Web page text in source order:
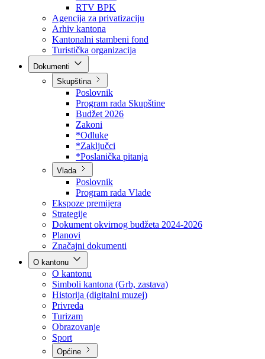
Direkcija za šumarstvo
Javna preduzeća
BPK šume
RTV BPK
Agencija za privatizaciju
Arhiv kantona
Kantonalni stambeni fond
Turistička organizacija
Skupština
Poslovnik
Program rada Skupštine
Budžet 2026
Zakoni
*Odluke
*Zaključci
*Poslanička pitanja
Vlada
Poslovnik
Program rada Vlade
Ekspoze premijera
Strategije
Dokument okvirnog budžeta 2024-2026
Planovi
Značajni dokumenti
O kantonu
O kantonu
Simboli kantona (Grb, zastava)
Historija (digitalni muzej)
Privreda
Turizam